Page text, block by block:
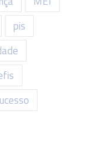
pis